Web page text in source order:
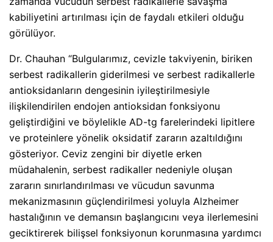
kabiliyetini artırılması için de faydalı etkileri olduğu
görülüyor.
Dr. Chauhan “Bulgularımız, cevizle takviyenin, biriken
serbest radikallerin giderilmesi ve serbest radikallerle
antioksidanların dengesinin iyileştirilmesiyle
ilişkilendirilen endojen antioksidan fonksiyonu
geliştirdiğini ve böylelikle AD-tg farelerindeki lipitlere
ve proteinlere yönelik oksidatif zararın azaltıldığını
gösteriyor. Ceviz zengini bir diyetle erken
müdahalenin, serbest radikaller nedeniyle oluşan
zararın sınırlandırılması ve vücudun savunma
mekanizmasının güçlendirilmesi yoluyla Alzheimer
hastalığının ve demansın başlangıcını veya ilerlemesini
geciktirerek bilişsel fonksiyonun korunmasına yardımcı